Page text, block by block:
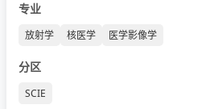
专业
放射学 核医学 医学影像学
分区
SCIE